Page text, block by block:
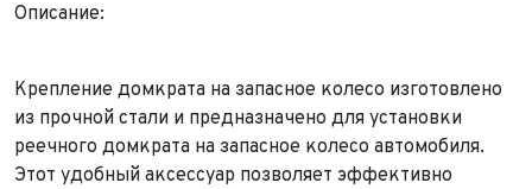
Описание:
Крепление домкрата на запасное колесо изготовлено
из прочной стали и предназначено для установки
реечного домкрата на запасное колесо автомобиля.
Этот удобный аксессуар позволяет эффективно